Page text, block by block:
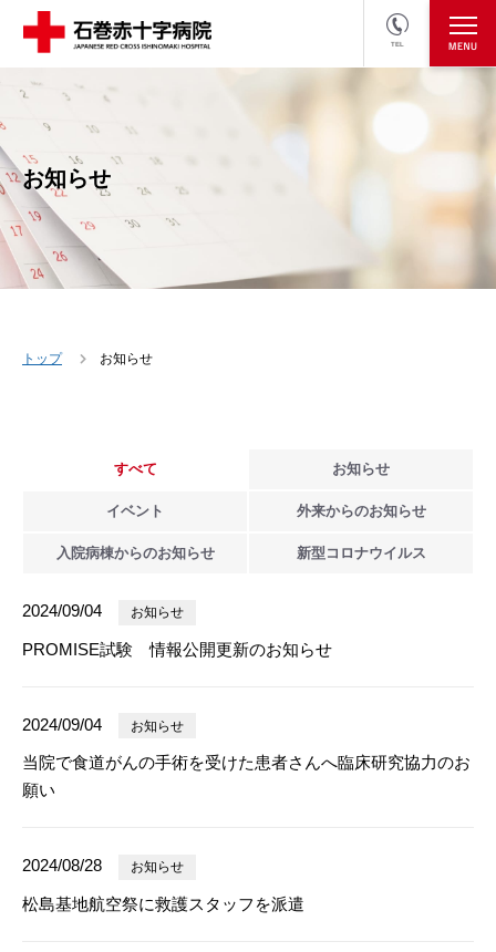
TEL
医療関係者の方
お知らせ
トップ お知らせ
すべて お知らせ
イベント 外来からのお知らせ
入院病棟からのお知らせ 新型 コロナウイルス
2024/09/04 お知らせ
PROMISE試験 情報公開更新のお知らせ
2024/09/04 お知らせ
当院で食道がんの手術を受けた患者さんへ臨床研究協力のお
願い
2024/08/28 お知らせ
松島基地航空祭に救護スタッフを派遣